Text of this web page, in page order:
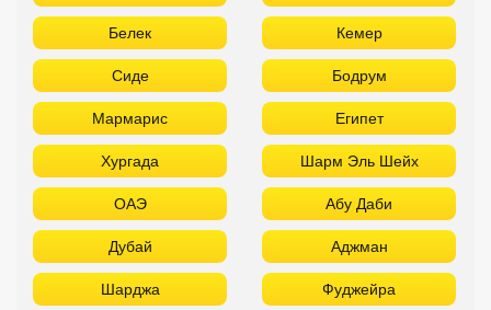
Белек Кемер
Сиде Бодрум
Мармарис Египет
Хургада Шарм Эль Шейх
ОАЭ Абу Даби
Дубай Аджман
Шарджа Фуджейра